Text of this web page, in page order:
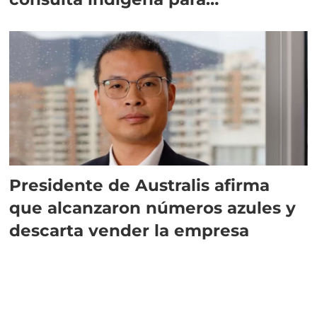
Presidente de Australis afirma
que alcanzaron números azules y
descarta vender la empresa